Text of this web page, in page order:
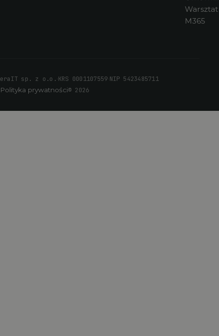
Warsztat
M365
eraIT sp. z o.o. KRS 0001107559 NIP 5423485711
Polityka prywatności© 2026